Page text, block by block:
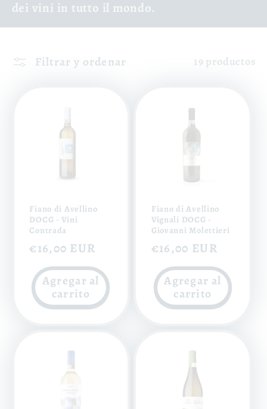
dei vini in tutto il mondo.
Filtrar y ordenar 19 productos
Fiano di Avellino
DOCG - Vini
Contrada
Precio
habitual
€16,00 EUR
Agregar al
carrito
Fiano di Avellino
Vignali DOCG -
Giovanni Molettieri
Precio
habitual
€16,00 EUR
Agregar al
carrito